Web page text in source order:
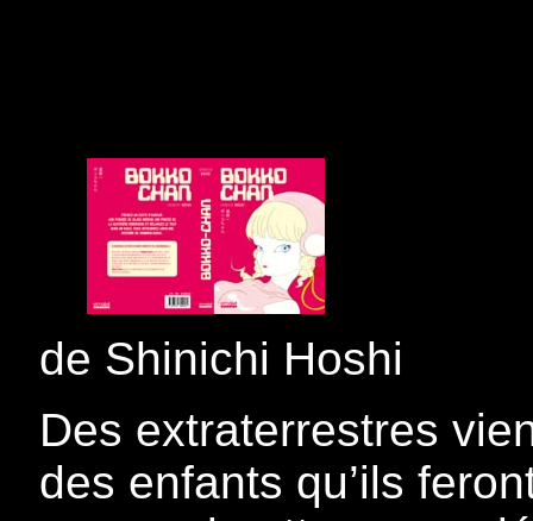
de Shinichi Hoshi
Des extraterrestres
des enfants qu’ils